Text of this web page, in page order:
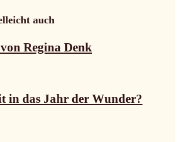
auch
Regina Denk
in das Jahr der Wunder?